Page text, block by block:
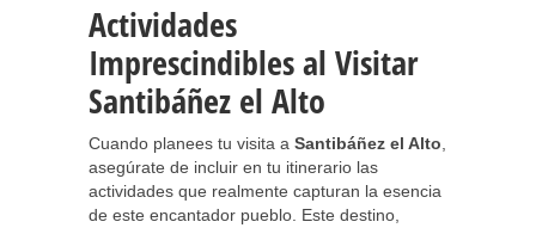
Actividades
Imprescindibles al Visitar
Santibáñez el Alto
Cuando planees tu visita a Santibáñez el Alto
asegúrate de incluir en tu itinerario las
actividades que realmente capturan la esencia
de este encantador pueblo. Este destino,